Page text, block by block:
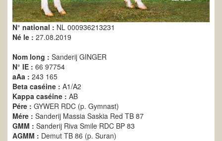
N° national : NL 000936213231
Né le : 27.08.2019
Nom long : Sanderij GINGER
N° IE : 66 97754
aAa : 243 165
Beta caséine : A1/A2
Kappa caséine : AB
Pére : GYWER RDC (p. Gymnast)
Mére : Sanderij Massia Saskia Red TB 87
GMM : Sanderij Riva Smile RDC BP 83
AGMM : Demut TB 86 (p. Suran)